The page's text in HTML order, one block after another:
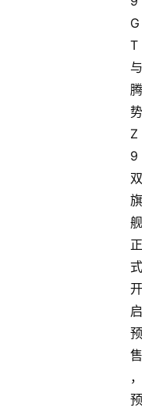
G
T
与
腾
势
Z
9
双
旗
舰
正
式
开
启
预
售
，
预